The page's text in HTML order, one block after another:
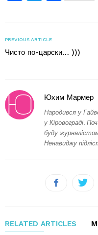
PREVIOUS ARTICLE
Чисто по-царски… )))
Юхим Мармер
Народився у
у Кіровограді.
буду
Ненавиджу
RELATED ARTICLES